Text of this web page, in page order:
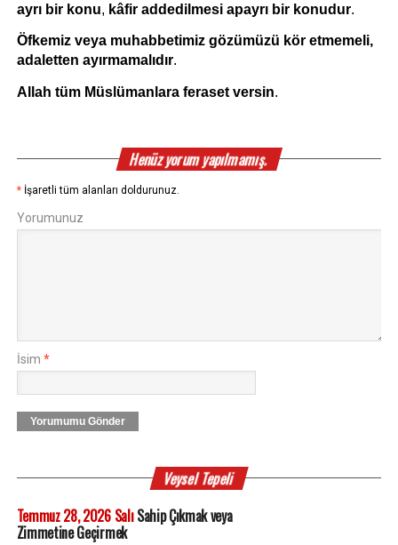
ayrı bir konu, kâfir addedilmesi apayrı bir konudur.
Öfkemiz veya muhabbetimiz gözümüzü kör etmemeli,
adaletten ayırmamalıdır.
Allah tüm Müslümanlara feraset versin.
Henüz yorum yapılmamış.
* İşaretli tüm alanları doldurunuz.
Yorumunuz
İsim *
Yorumumu Gönder
Veysel Tepeli
Temmuz 28, 2026 SalıSahip Çıkmak veya
Zimmetine Geçirmek